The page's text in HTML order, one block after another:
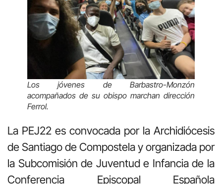
Los jóvenes de Barbastro-Monzón
acompañados de su obispo marchan dirección
Ferrol.
La PEJ22 es convocada por la Archidiócesis
de Santiago de Compostela y organizada por
la Subcomisión de Juventud e Infancia de la
Conferencia Episcopal Española